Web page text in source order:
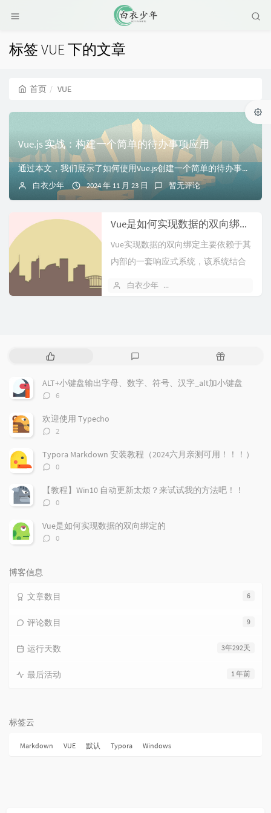
标签 VUE 下的文章
首页 VUE
Vue.js 实战：构建一个简单的待办事项应用
通过本文，我们展示了如何使用Vue.js创建一个简单的待办事项应用。这个示例展示了Vue.js的基本特性，包括数据绑定、事件处理、组件化开发等。Vue.j...
白衣少年 2024 年 11 月 23 日 暂无评论
Vue是如何实现数据的双向绑定的
Vue实现数据的双向绑定主要依赖于其
内部的一套响应式系统，该系统结合
白衣少年
热
文
章
评
论
随
文
章
ALT+小键盘输出字母、数字、符号、汉字_alt加小键盘
评
数：
6
欢迎使用 Typecho
评
数：
2
Typora Markdown 安装教程（2024六月亲测可用！！！）
评
数：
0
【教程】Win10 自动更新太烦？来试试我的方法吧！！
评
数：
0
Vue是如何实现数据的双向绑定的
评
0
博客信息
6
文章数目
9
评论数目
3年292天
运行天数
1 年前
最后活动
标签云
Markdown VUE 默认 Typora Windows